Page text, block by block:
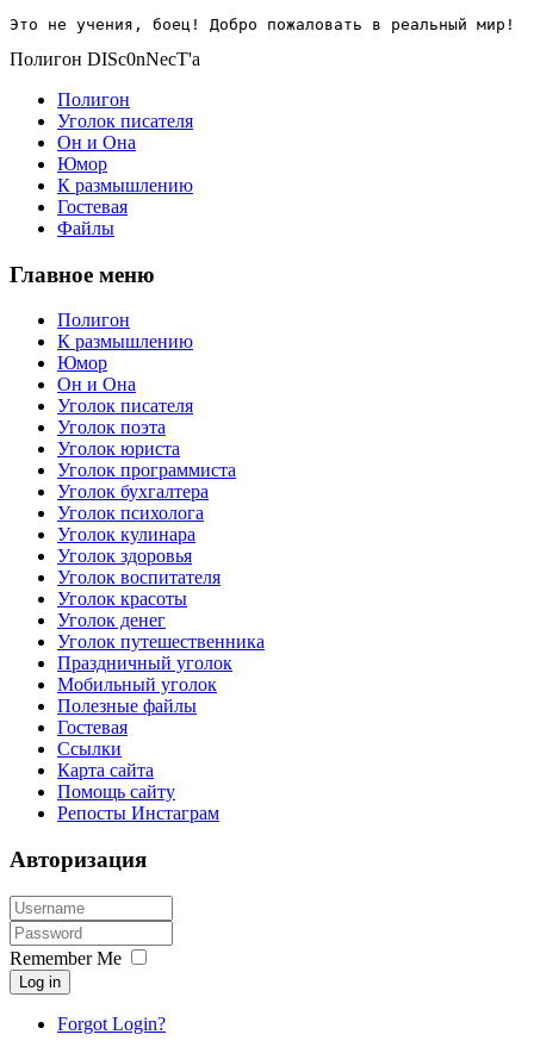
Это не учения, боец! Добро пожаловать в реальный мир!
Полигон DISc0nNecT'a
Полигон
Уголок писателя
Он и Она
Юмор
К размышлению
Гостевая
Файлы
Главное меню
Полигон
К размышлению
Юмор
Он и Она
Уголок писателя
Уголок поэта
Уголок юриста
Уголок программиста
Уголок бухгалтера
Уголок психолога
Уголок кулинара
Уголок здоровья
Уголок воспитателя
Уголок красоты
Уголок денег
Уголок путешественника
Праздничный уголок
Мобильный уголок
Полезные файлы
Гостевая
Ссылки
Карта сайта
Помощь сайту
Репосты Инстаграм
Авторизация
Remember Me
Log in
Forgot Login?